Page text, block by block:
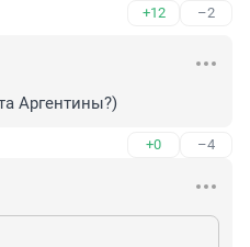
+12 –2
Аргентины?)
+0 –4